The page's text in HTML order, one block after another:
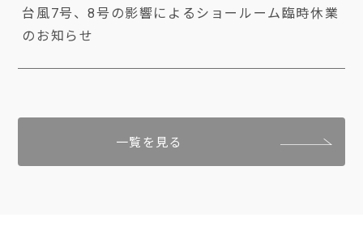
台風7号、8号の影響によるショールーム臨時休業
のお知らせ
一覧を見る